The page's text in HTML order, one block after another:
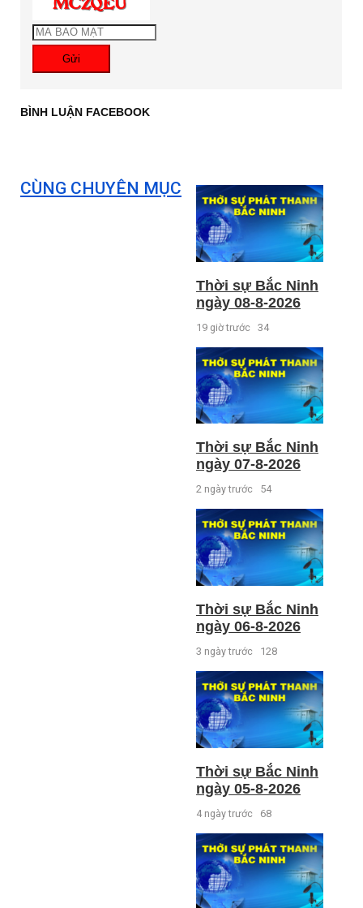
Gửi
BÌNH LUẬN FACEBOOK
CÙNG CHUYÊN MỤC
Thời sự Bắc Ninh
ngày 08-8-2026
19 giờ trước 34
Thời sự Bắc Ninh
ngày 07-8-2026
2 ngày trước 54
Thời sự Bắc Ninh
ngày 06-8-2026
3 ngày trước 128
Thời sự Bắc Ninh
ngày 05-8-2026
4 ngày trước 68